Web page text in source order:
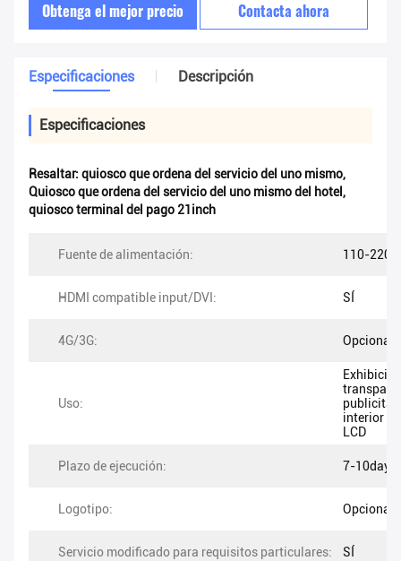
Obtenga el mejor precio Contacta ahora
Especificaciones Descripción
Especificaciones
Resaltar: quiosco que ordena del servicio del uno mismo,
Quiosco que ordena del servicio del uno mismo del hotel,
quiosco terminal del pago 21inch
Fuente de alimentación: 110-220V
HDMI compatible input/DVI: SÍ
4G/3G: Opcional
Uso:
Exhibición
interior
LCD
Plazo de ejecución: 7-10days
Logotipo: Opcional
Servicio modificado para requisitos particulares: SÍ